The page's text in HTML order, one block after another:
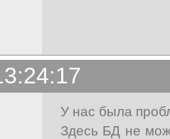
У нас была
Здесь БД не